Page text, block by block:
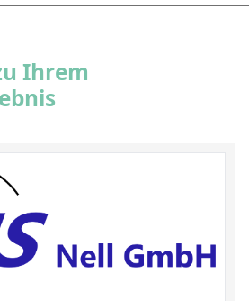
Industrie und Geologie
Umweltanalytik
Eigenschaften
(LVU/PT)
Ihrem